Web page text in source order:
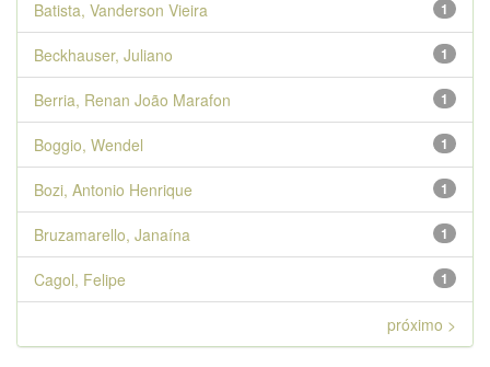
1
Batista, Vanderson Vieira
1
Beckhauser, Juliano
1
Berria, Renan João Marafon
1
Boggio, Wendel
1
Bozi, Antonio Henrique
1
Bruzamarello, Janaína
1
Cagol, Felipe
próximo >